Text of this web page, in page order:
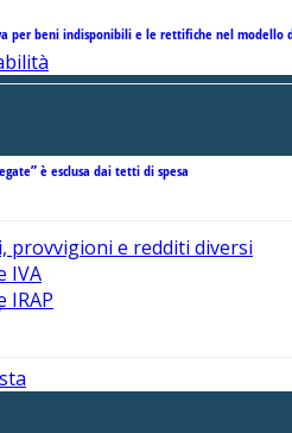
provvigioni e redditi diversi
IVA
IRAP
per beni indisponibili e le rettifiche nel modello
è esclusa dai tetti di spesa